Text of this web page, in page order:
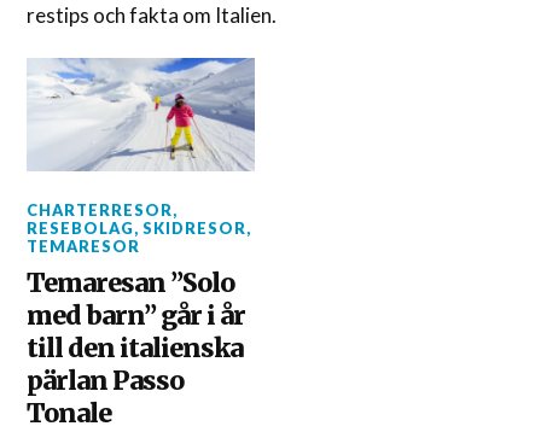
restips och fakta om Italien.
CHARTERRESOR,
RESEBOLAG,SKIDRESOR,
TEMARESOR
Temaresan ”Solo
med barn” går i år
till den italienska
pärlan Passo
Tonale